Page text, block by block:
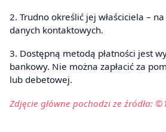
2. Trudno określić jej właściciela –
danych kontaktowych.
3. Dostępną metodą płatności jest
bankowy. Nie można zapłacić za
lub debetowej.
Zdjęcie główne pochodzi ze źródła: